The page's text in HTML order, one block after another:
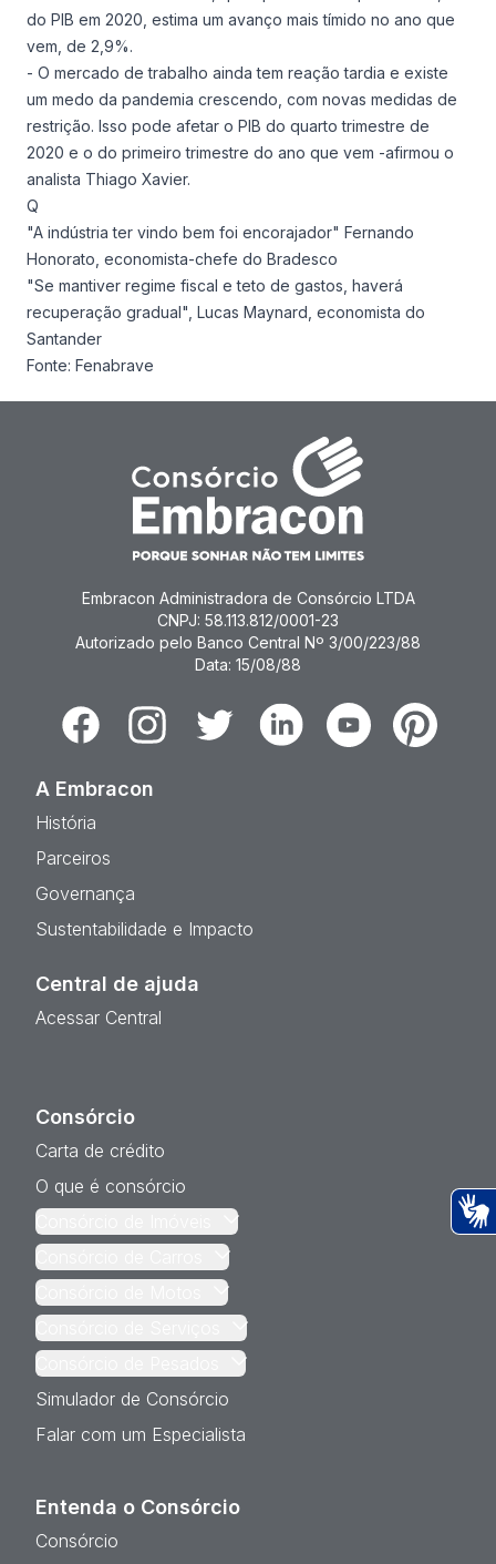
do PIB em 2020, estima um avanço mais tímido no ano que
vem, de 2,9%.
- O mercado de trabalho ainda tem reação tardia e existe
um medo da pandemia crescendo, com novas medidas de
restrição. Isso pode afetar o PIB do quarto trimestre de
2020 e o do primeiro trimestre do ano que vem -afirmou o
analista Thiago Xavier.
Q
"A indústria ter vindo bem foi encorajador" Fernando
Honorato, economista-chefe do Bradesco
"Se mantiver regime fiscal e teto de gastos, haverá
recuperação gradual", Lucas Maynard, economista do
Santander
Fonte: Fenabrave
Embracon Administradora de Consórcio LTDA
CNPJ: 58.113.812/0001-23
Autorizado pelo Banco Central Nº 3/00/223/88
Data: 15/08/88
FacebookInstagramTwitter LinkedinYoutubePinterest
A Embracon
História
Parceiros
Governança
Sustentabilidade e Impacto
Central de ajuda
Acessar Central
Consórcio
Carta de crédito
O que é consórcio
Simulador de Consórcio
Falar com um Especialista
Entenda o Consórcio
Consórcio